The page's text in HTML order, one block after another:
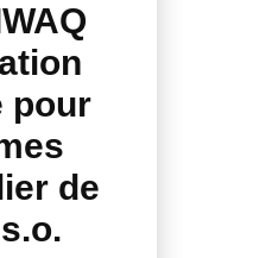
pour
de